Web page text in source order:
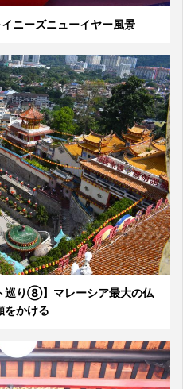
ニーズニューイヤー風景
巡り⑧】マレーシア最大の仏
をかける